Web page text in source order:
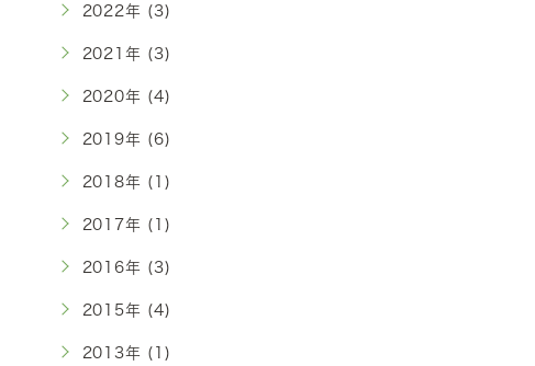
2022年 (3)
2021年 (3)
2020年 (4)
2019年 (6)
2018年 (1)
2017年 (1)
2016年 (3)
2015年 (4)
2013年 (1)